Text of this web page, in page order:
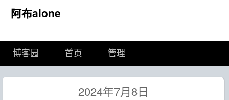
阿布alone
博客园 首页 管理
2024年7月8日